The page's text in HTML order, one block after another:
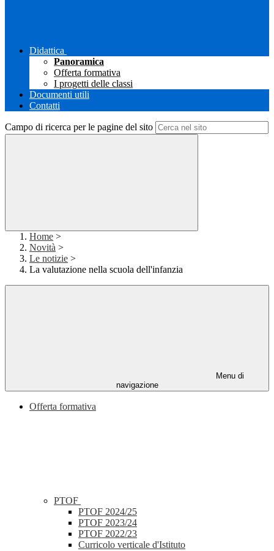
Didattica
Panoramica
Offerta formativa
I progetti delle classi
Documenti utili
Contatti
Campo di ricerca per le pagine del sito
Home >
Novità >
Le notizie >
La valutazione nella scuola dell'infanzia
Menu di
navigazione
Offerta formativa
PTOF
PTOF 2024/25
PTOF 2023/24
PTOF 2022/23
Curricolo verticale d'Istituto